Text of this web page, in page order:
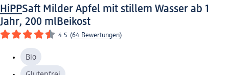
HiPPSaft Milder Apfel mit stillem Wasser ab 1
Jahr, 200 mlBeikost
4.5 (64 Bewertungen)
Bio